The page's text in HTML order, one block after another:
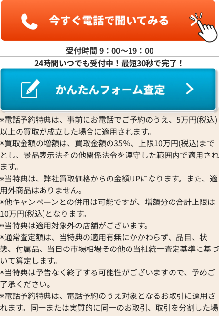
ヤ行
ワ行
受付時間 9：00〜19：00
24時間いつでも受付中！最短30秒で完了！
※電話予約特典は、事前にお電話でご予約のうえ、5万円(税込)
以上の買取が成立した場合に適用されます。
※買取金額の増額は、買取金額の35％、上限10万円(税込)まで
とし、景品表示法その他関係法令を遵守した範囲内で適用され
ます。
※当特典は、弊社買取価格からの金額UPになります。また、適
用外商品はありません。
※他キャンペーンとの併用は可能ですが、増額分の合計上限は
10万円(税込)となります。
※当特典は適用対象外の店舗がございます。
※通常査定額は、当特典の適用有無にかかわらず、品目、状
態、付属品、当日の市場相場その他の当社統一査定基準に基づ
いて算定します。
※当特典は予告なく終了する可能性がございますので、予めご
了承ください。
※電話予約特典は、電話予約のうえ対象となるお取引に適用さ
れます。同一または実質的に同一のお取引、取引を分割した場